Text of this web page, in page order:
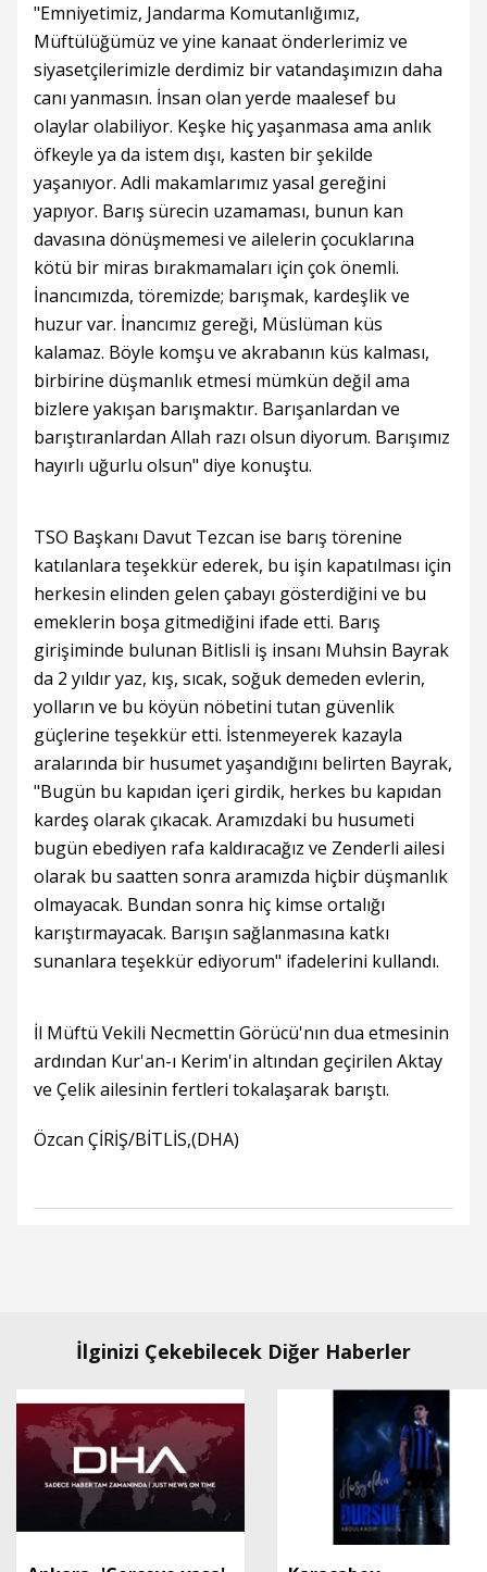
"Emniyetimiz, Jandarma Komutanlığımız,
Müftülüğümüz ve yine kanaat önderlerimiz ve
siyasetçilerimizle derdimiz bir vatandaşımızın daha
canı yanmasın. İnsan olan yerde maalesef bu
olaylar olabiliyor. Keşke hiç yaşanmasa ama anlık
öfkeyle ya da istem dışı, kasten bir şekilde
yaşanıyor. Adli makamlarımız yasal gereğini
yapıyor. Barış sürecin uzamaması, bunun kan
davasına dönüşmemesi ve ailelerin çocuklarına
kötü bir miras bırakmamaları için çok önemli.
İnancımızda, töremizde; barışmak, kardeşlik ve
huzur var. İnancımız gereği, Müslüman küs
kalamaz. Böyle komşu ve akrabanın küs kalması,
birbirine düşmanlık etmesi mümkün değil ama
bizlere yakışan barışmaktır. Barışanlardan ve
barıştıranlardan Allah razı olsun diyorum. Barışımız
hayırlı uğurlu olsun" diye konuştu.
TSO Başkanı Davut Tezcan ise barış törenine
katılanlara teşekkür ederek, bu işin kapatılması için
herkesin elinden gelen çabayı gösterdiğini ve bu
emeklerin boşa gitmediğini ifade etti. Barış
girişiminde bulunan Bitlisli iş insanı Muhsin Bayrak
da 2 yıldır yaz, kış, sıcak, soğuk demeden evlerin,
yolların ve bu köyün nöbetini tutan güvenlik
güçlerine teşekkür etti. İstenmeyerek kazayla
aralarında bir husumet yaşandığını belirten Bayrak,
"Bugün bu kapıdan içeri girdik, herkes bu kapıdan
kardeş olarak çıkacak. Aramızdaki bu husumeti
bugün ebediyen rafa kaldıracağız ve Zenderli ailesi
olarak bu saatten sonra aramızda hiçbir düşmanlık
olmayacak. Bundan sonra hiç kimse ortalığı
karıştırmayacak. Barışın sağlanmasına katkı
sunanlara teşekkür ediyorum" ifadelerini kullandı.
İl Müftü Vekili Necmettin Görücü'nın dua etmesinin
ardından Kur'an-ı Kerim'in altından geçirilen Aktay
ve Çelik ailesinin fertleri tokalaşarak barıştı.
Özcan ÇİRİŞ/BİTLİS,(DHA)
İlginizi Çekebilecek Diğer Haberler